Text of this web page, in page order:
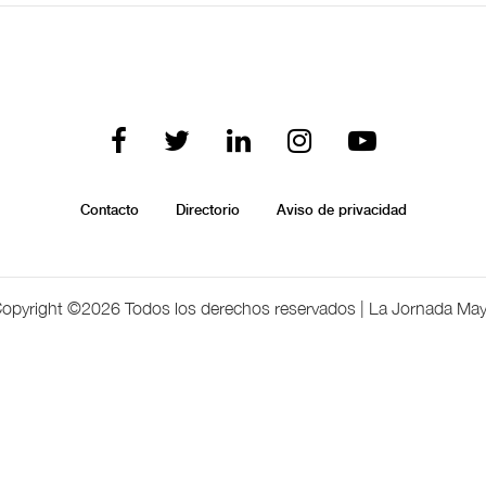
Contacto Directorio Aviso de privacidad
©2026 Todos los derechos reservados | La Jornada